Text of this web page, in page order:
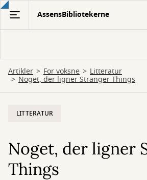
Gå
hovedindhold
AssensBibliotekerne
Artikler For voksne Litteratur
Noget, der ligner Stranger Things
LITTERATUR
Noget, der ligner
Things